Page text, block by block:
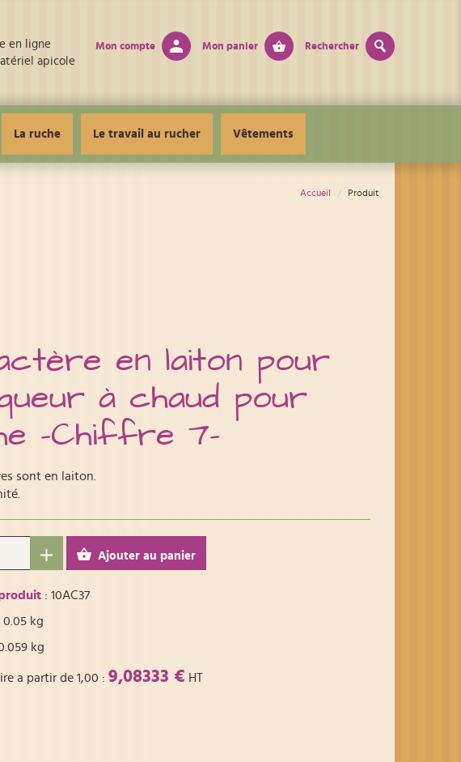
Accueil Produit
en laiton pour
à chaud pour
-Chiffre 7-
sont en laiton.
Ajouter au panier
: 10AC37
0.05 kg
kg
a partir de 1,00 : 9,08333 € HT
en ligne
apicole
Mon compte Mon panier Rechercher
La ruche Le travail au rucher Vêtements